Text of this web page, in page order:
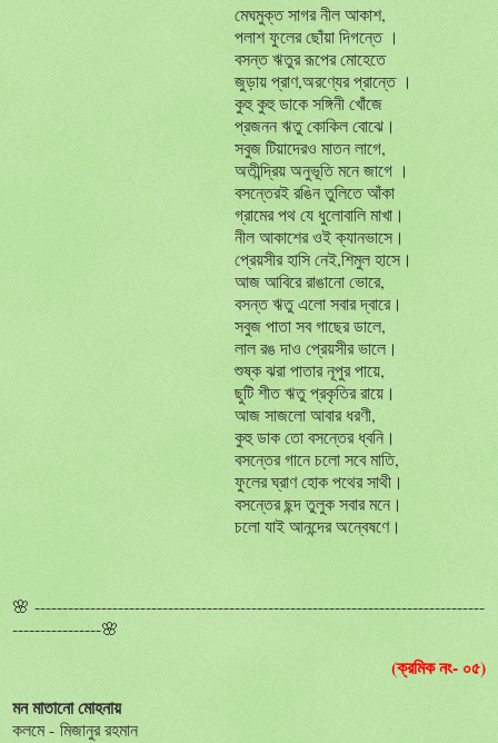
মেঘমুক্ত সাগর নীল আকাশ,
পলাশ ফুলের ছোঁয়া দিগন্তে ।
বসন্ত ঋতুর রূপের মোহেতে
জুড়ায় প্রাণ,অরণ্যের প্রান্তে ।
কুহু কুহু ডাকে সঙ্গিনী খোঁজে
প্রজনন ঋতু কোকিল বোঝে।
সবুজ টিয়াদেরও মাতন লাগে,
অতীন্দ্রিয় অনুভূতি মনে জাগে ।
বসন্তেরই রঙিন তুলিতে আঁকা
গ্রামের পথ যে ধুলোবালি মাখা।
নীল আকাশের ওই ক্যানভাসে।
প্রেয়সীর হাসি নেই,শিমুল হাসে।
আজ আবিরে রাঙানো ভোরে,
বসন্ত ঋতু এলো সবার দ্বারে।
সবুজ পাতা সব গাছের ডালে,
লাল রঙ দাও প্রেয়সীর ভালে।
শুষ্ক ঝরা পাতার নূপুর পায়ে,
ছুটি শীত ঋতু প্রকৃতির রায়ে।
আজ সাজলো আবার ধরণী,
কুহু ডাক তো বসন্তের ধ্বনি।
বসন্তের গানে চলো সবে মাতি,
ফুলের ঘ্রাণ হোক পথের সাথী।
বসন্তের ছন্দ তুলুক সবার মনে।
চলো যাই আনন্দের অন্বেষণে।
🌸 ---------------------------------------------------------------------------------
----------------🌸
(ক্রমিক নং- ০৫)
মনমাতানোমোহনায়
কলমে - মিজানুররহমান